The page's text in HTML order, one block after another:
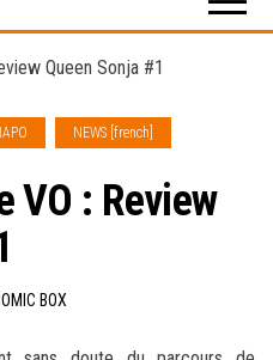
Queen Sonja #1
NEWS [french]
VO : Review
BOX